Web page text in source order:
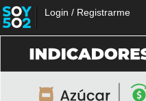
Login / Registrarme